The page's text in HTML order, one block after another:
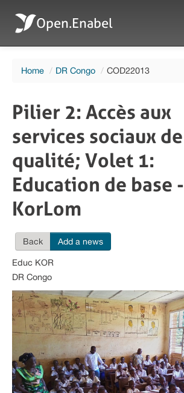
Open.Enabel
Projects
Evaluations
Login
Home / DR Congo / COD22013
Pilier 2 : Accès aux
services sociaux de
qualité; Volet 1 :
Education de base -
KorLom
Back Add a news
Educ KOR
DR Congo